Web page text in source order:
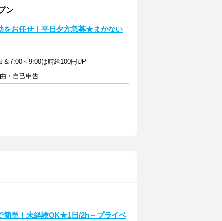
ン
をお任せ！平日夕方急募★まかない
7:00～9:00は時給100円UP
・自己申告
簡単！未経験OK★1日/2h～プライベ